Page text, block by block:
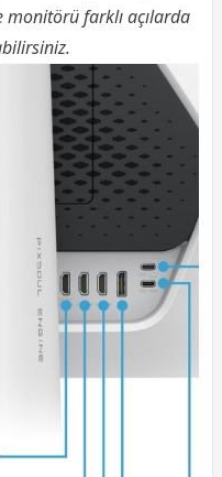
monitörü farklı açılarda